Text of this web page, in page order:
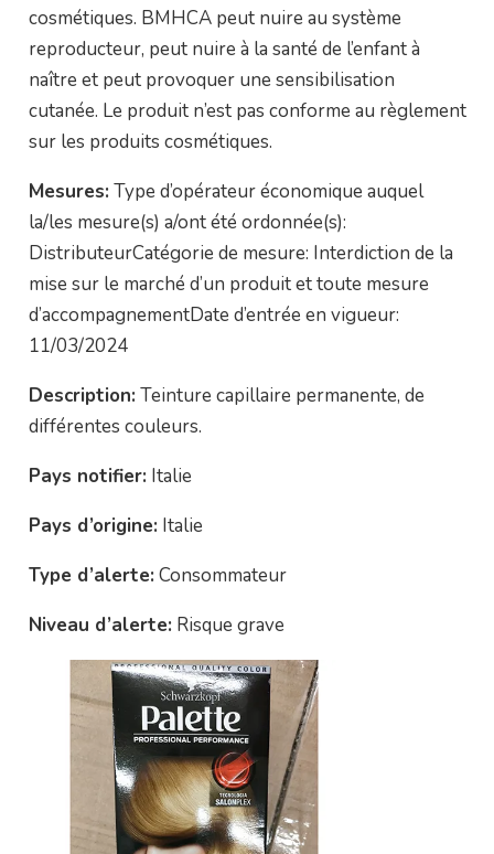
cosmétiques. BMHCA peut nuire au système
reproducteur, peut nuire à la santé de l’enfant à
naître et peut provoquer une sensibilisation
cutanée. Le produit n’est pas conforme au règlement
sur les produits cosmétiques.
Mesures: Type d’opérateur économique auquel
la/les mesure(s) a/ont été ordonnée(s):
DistributeurCatégorie de mesure: Interdiction de la
mise sur le marché d’un produit et toute mesure
d’accompagnementDate d’entrée en vigueur:
11/03/2024
Description: Teinture capillaire permanente, de
différentes couleurs.
Pays notifier: Italie
Pays d’origine: Italie
Type d’alerte: Consommateur
Niveau d’alerte: Risque grave